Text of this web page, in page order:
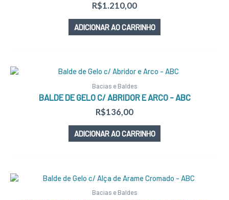
R$1.210,00
ADICIONAR AO CARRINHO
Bacias e Baldes
BALDE DE GELO C/ ABRIDOR E ARCO – ABC
R$136,00
ADICIONAR AO CARRINHO
Bacias e Baldes